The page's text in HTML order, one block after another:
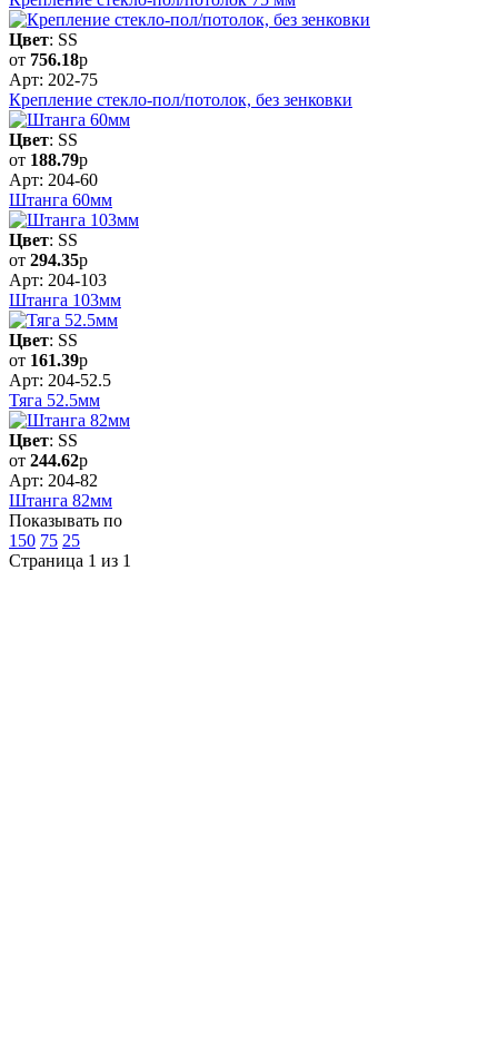
Цвет: SS
от 756.18р
Арт: 202-75
Крепление стекло-пол/потолок, без зенковки
Цвет: SS
от 188.79р
Арт: 204-60
Штанга 60мм
Цвет: SS
от 294.35р
Арт: 204-103
Штанга 103мм
Цвет: SS
от 161.39р
Арт: 204-52.5
Тяга 52.5мм
Цвет: SS
от 244.62р
Арт: 204-82
Штанга 82мм
Показывать по
150 75 25
Страница 1 из 1